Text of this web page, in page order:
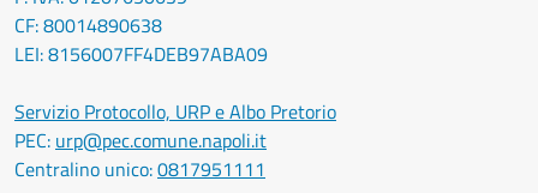
CF: 80014890638
LEI: 8156007FF4DEB97ABA09
Servizio Protocollo, URP e Albo Pretorio
PEC: urp@pec.comune.napoli.it
Centralino unico:0817951111